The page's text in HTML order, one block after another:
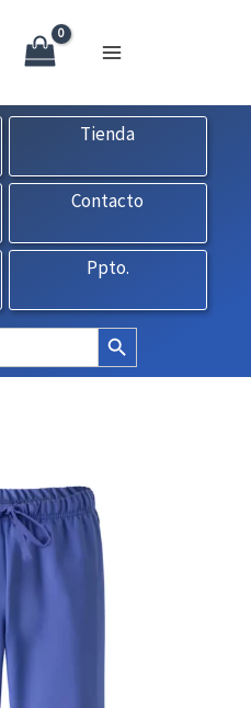
Formulario | Tlf.
Tienda
Contacto
Ppto.
Botón de búsqueda